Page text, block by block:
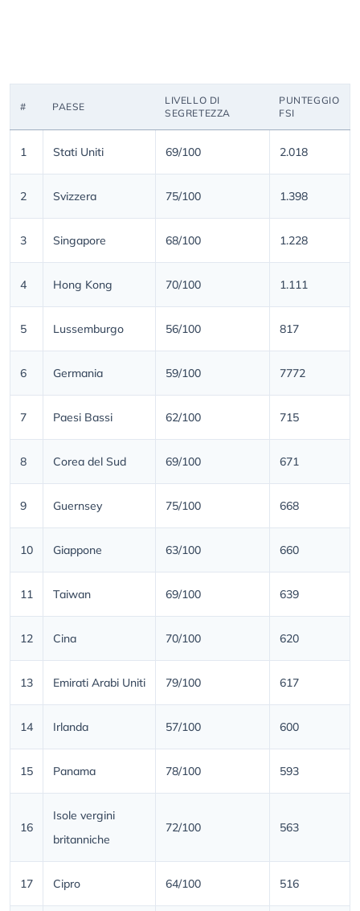
# PAESE
LIVELLO DI
SEGRETEZZA
PUNTEGGIO
FSI
1 Stati Uniti 69/100 2.018
2 Svizzera 75/100 1.398
3 Singapore 68/100 1.228
4 Hong Kong 70/100 1.111
5 Lussemburgo 56/100 817
6 Germania 59/100 7772
7 Paesi Bassi 62/100 715
8 Corea del Sud 69/100 671
9 Guernsey 75/100 668
10 Giappone 63/100 660
11 Taiwan 69/100 639
12 Cina 70/100 620
13 Emirati Arabi Uniti 79/100 617
14 Irlanda 57/100 600
15 Panama 78/100 593
16
Isole vergini
britanniche
72/100 563
17 Cipro 64/100 516